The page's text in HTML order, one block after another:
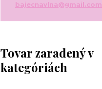
Tovar zaradený v
kategóriách
bajecnavlna@gmail.com